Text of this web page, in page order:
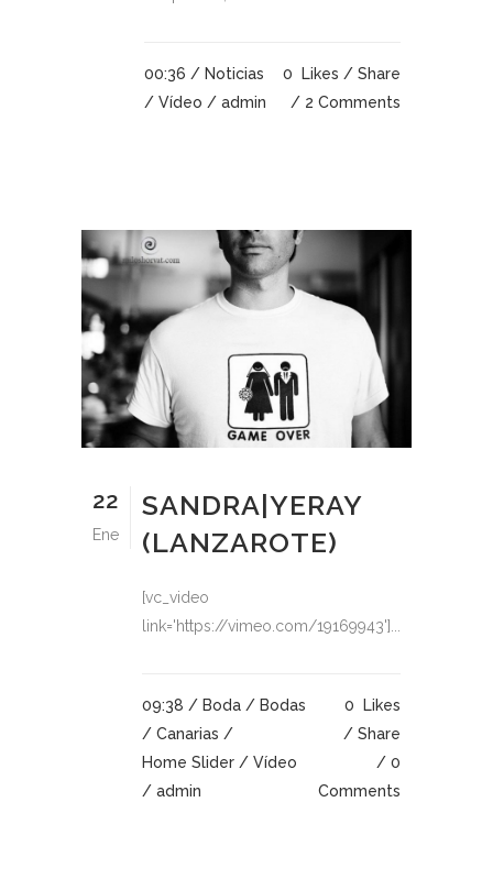
00:36 / Noticias
/ Vídeo / admin
0 Likes
Share
2 Comments
22
Ene
SANDRA|YERAY
(LANZAROTE)
[vc_video
link='https://vimeo.com/19169943']...
09:38 / Boda / Bodas
/ Canarias /
Home Slider / Vídeo
/ admin
0
Likes
Share
0
Comments